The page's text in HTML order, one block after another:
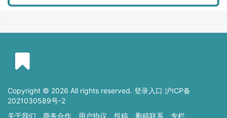
Copyright © 2026 All rights reserved. 登录入口 沪ICP备
2021030589号-2
关于我们
商务合作 用户协议 投稿 删稿联系 专栏